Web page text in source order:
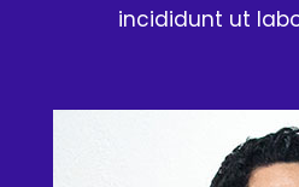
incididunt ut